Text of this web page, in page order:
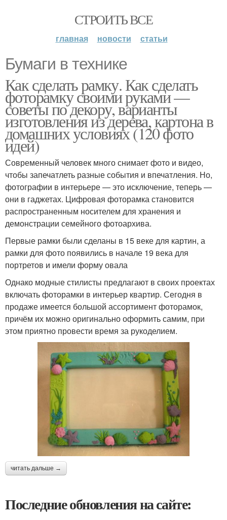
СТРОИТЬ ВСЕ
главная новости статьи
Бумаги в технике
Как сделать рамку. Как сделать
фоторамку своими руками —
советы по декору, варианты
изготовления из дерева, картона в
домашних условиях (120 фото
идей)
Современный человек много снимает фото и видео,
чтобы запечатлеть разные события и впечатления. Но,
фотографии в интерьере — это исключение, теперь —
они в гаджетах. Цифровая фоторамка становится
распространенным носителем для хранения и
демонстрации семейного фотоархива.
Первые рамки были сделаны в 15 веке для картин, а
рамки для фото появились в начале 19 века для
портретов и имели форму овала
Однако модные стилисты предлагают в своих проектах
включать фоторамки в интерьер квартир. Сегодня в
продаже имеется большой ассортимент фоторамок,
причём их можно оригинально оформить самим, при
этом приятно провести время за рукоделием.
читать дальше →
Последние обновления на сайте: